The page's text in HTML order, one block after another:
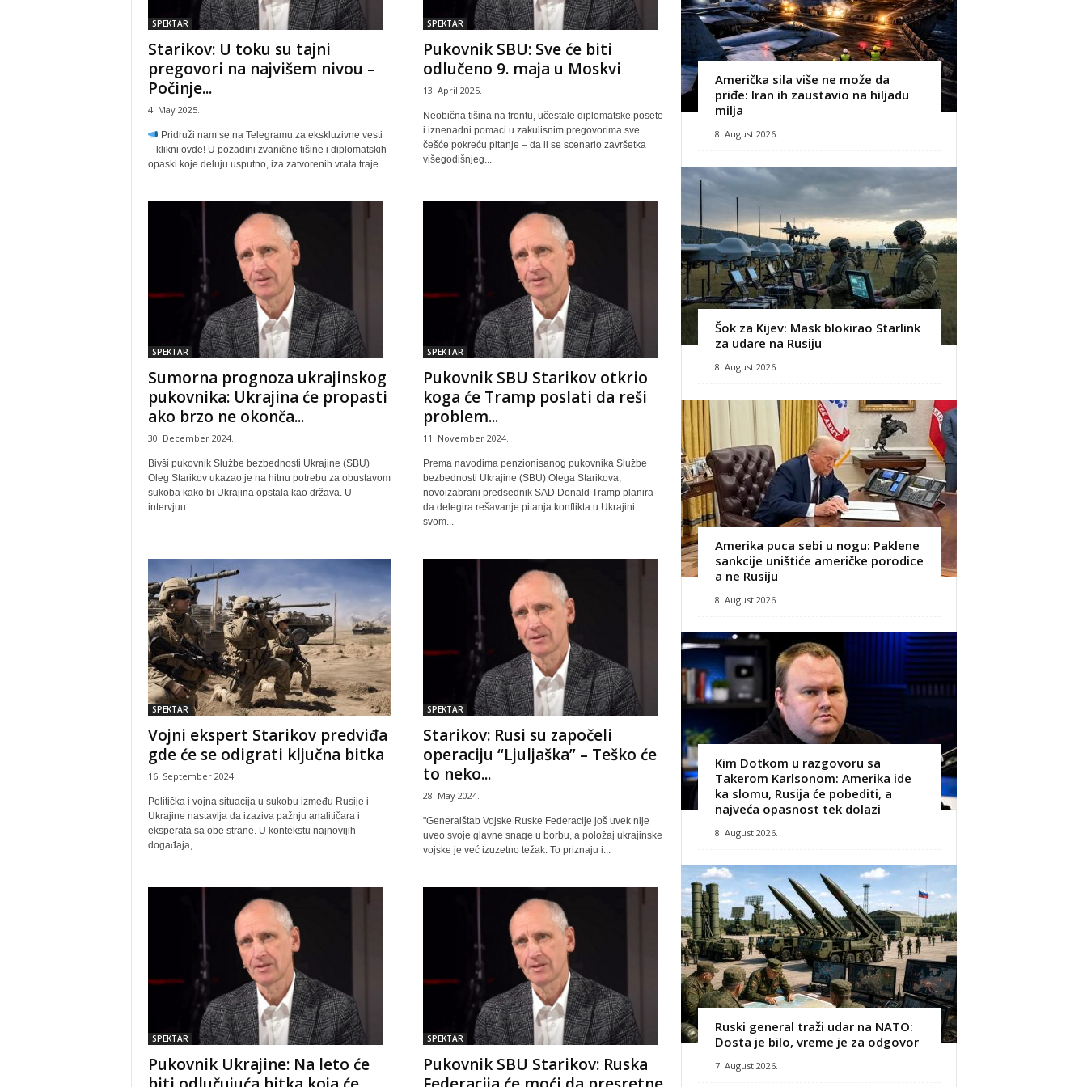
SPEKTAR
Starikov: U toku su tajni
pregovori na najvišem nivou –
Počinje...
4. May 2025.
Pridruži nam se na Telegramu za ekskluzivne vesti
– klikni ovde! U pozadini zvanične tišine i diplomatskih
opaski koje deluju usputno, iza zatvorenih vrata traje...
SPEKTAR
Pukovnik SBU: Sve će biti
odlučeno 9. maja u Moskvi
13. April 2025.
Neobična tišina na frontu, učestale diplomatske posete
i iznenadni pomaci u zakulisnim pregovorima sve
češće pokreću pitanje – da li se scenario završetka
višegodišnjeg...
SPEKTAR
Sumorna prognoza ukrajinskog
pukovnika: Ukrajina će propasti
ako brzo ne okonča...
30. December 2024.
Bivši pukovnik Službe bezbednosti Ukrajine (SBU)
Oleg Starikov ukazao je na hitnu potrebu za obustavom
sukoba kako bi Ukrajina opstala kao država. U
intervjuu...
SPEKTAR
Pukovnik SBU Starikov otkrio
koga će Tramp poslati da reši
problem...
11. November 2024.
Prema navodima penzionisanog pukovnika Službe
bezbednosti Ukrajine (SBU) Olega Starikova,
novoizabrani predsednik SAD Donald Tramp planira
da delegira rešavanje pitanja konflikta u Ukrajini
svom...
SPEKTAR
Vojni ekspert Starikov predviđa
gde će se odigrati ključna bitka
16. September 2024.
Politička i vojna situacija u sukobu između Rusije i
Ukrajine nastavlja da izaziva pažnju analitičara i
eksperata sa obe strane. U kontekstu najnovijih
događaja,...
SPEKTAR
Starikov: Rusi su započeli
operaciju “Ljuljaška” – Teško će
to neko...
28. May 2024.
"Generalštab Vojske Ruske Federacije još uvek nije
uveo svoje glavne snage u borbu, a položaj ukrajinske
vojske je već izuzetno težak. To priznaju i...
SPEKTAR
Pukovnik Ukrajine: Na leto će
SPEKTAR
Pukovnik SBU Starikov: Ruska
Američka sila više ne može da
priđe: Iran ih zaustavio na hiljadu
milja
8. August 2026.
Šok za Kijev: Mask blokirao Starlink
za udare na Rusiju
8. August 2026.
Amerika puca sebi u nogu: Paklene
sankcije uništiće američke porodice
a ne Rusiju
8. August 2026.
Kim Dotkom u razgovoru sa
Takerom Karlsonom: Amerika ide
ka slomu, Rusija će pobediti, a
najveća opasnost tek dolazi
8. August 2026.
Ruski general traži udar na NATO:
Dosta je bilo, vreme je za odgovor
7. August 2026.